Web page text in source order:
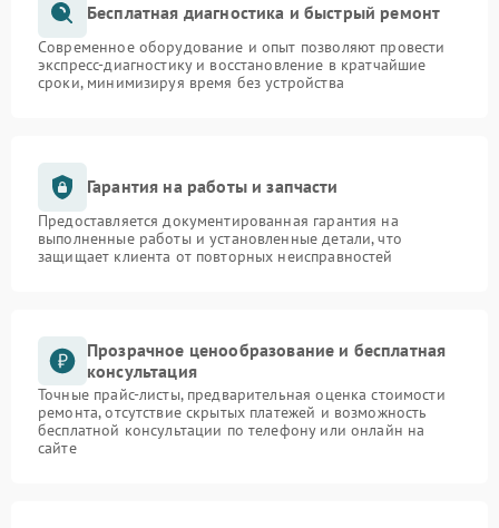
Бесплатная диагностика и быстрый ремонт
Современное оборудование и опыт позволяют провести
экспресс-диагностику и восстановление в кратчайшие
сроки, минимизируя время без устройства
Гарантия на работы и запчасти
Предоставляется документированная гарантия на
выполненные работы и установленные детали, что
защищает клиента от повторных неисправностей
Прозрачное ценообразование и бесплатная
консультация
Точные прайс-листы, предварительная оценка стоимости
ремонта, отсутствие скрытых платежей и возможность
бесплатной консультации по телефону или онлайн на
сайте